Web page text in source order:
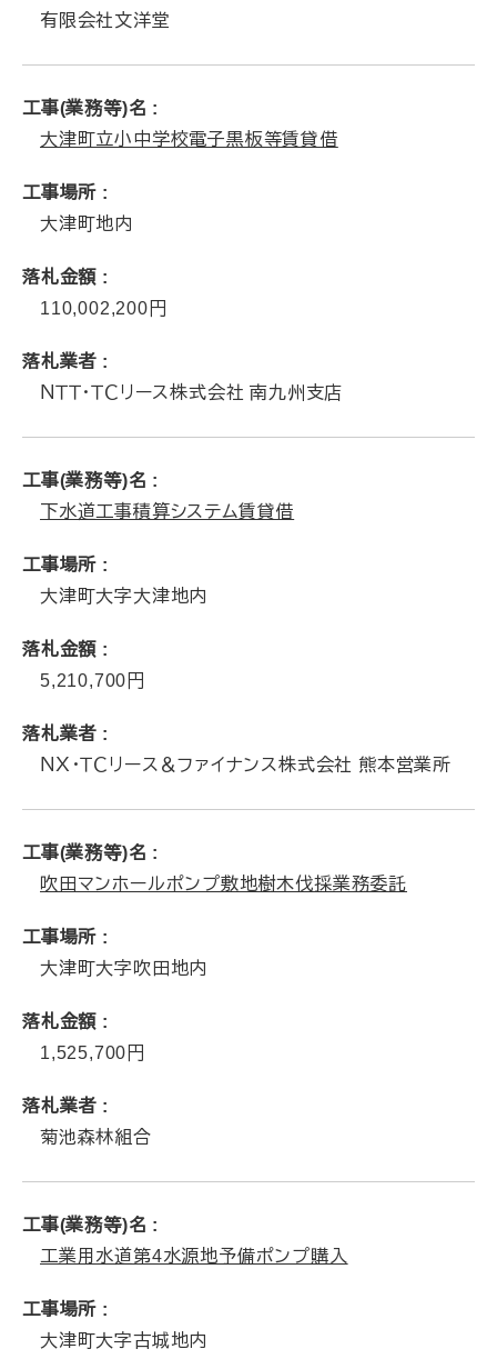
有限会社文洋堂
工事(業務等)名
大津町立小中学校電子黒板等賃貸借
工事場所
大津町地内
落札金額
110,002,200
落札業者
ＮＴＴ・ＴＣリース株式会社 南九州支店
工事(業務等)名
下水道工事積算システム賃貸借
工事場所
大津町大字大津地内
落札金額
5,210,700
落札業者
ＮＸ・ＴＣリース＆ファイナンス株式会社 熊本営業所
工事(業務等)名
吹田マンホールポンプ敷地樹木伐採業務委託
工事場所
大津町大字吹田地内
落札金額
1,525,700
落札業者
菊池森林組合
工事(業務等)名
工業用水道第4水源地予備ポンプ購入
工事場所
大津町大字古城地内